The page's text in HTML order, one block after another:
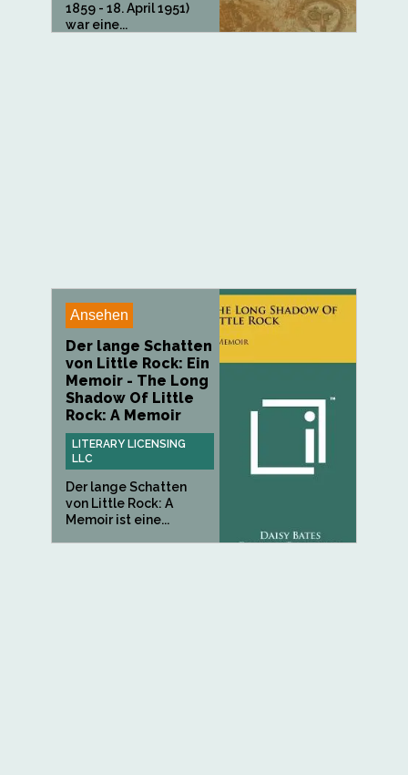
1859 - 18. April 1951)
war eine...
Ansehen
Der lange Schatten
von Little Rock: Ein
Memoir - The Long
Shadow Of Little
Rock: A Memoir
LITERARY LICENSING
LLC
Der lange Schatten
von Little Rock: A
Memoir ist eine...